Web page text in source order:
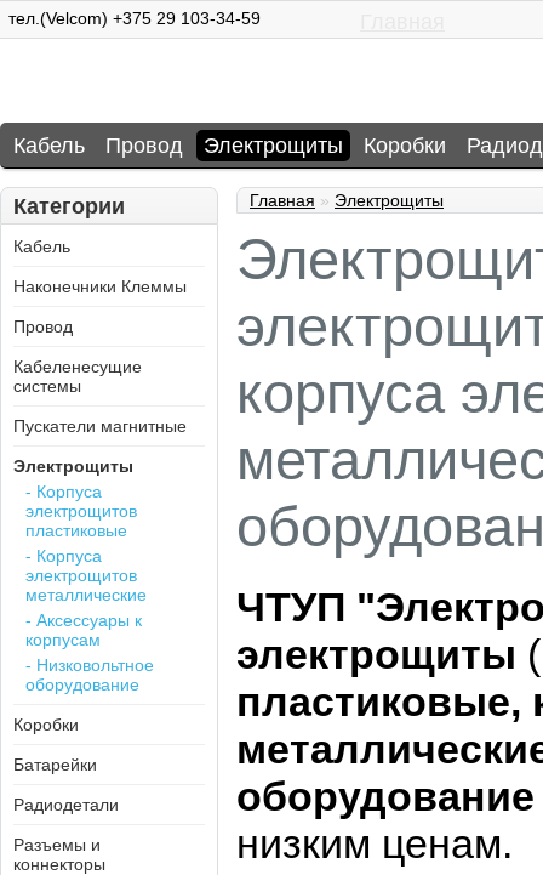
тел.(Velcom) +375 29 103-34-59
Кабель Провод Электрощиты Коробки
Категории
Кабель
Наконечники Клеммы
Провод
Кабеленесущие
системы
Пускатели магнитные
Электрощиты
- Корпуса
электрощитов
пластиковые
- Корпуса
электрощитов
металлические
- Аксессуары к
корпусам
- Низковольтное
оборудование
Коробки
Батарейки
Радиодетали
Разъемы и
коннекторы
Главная » Электрощиты
корпуса
ЧТУП
электрощиты (
пластиковые,
низким ценам.